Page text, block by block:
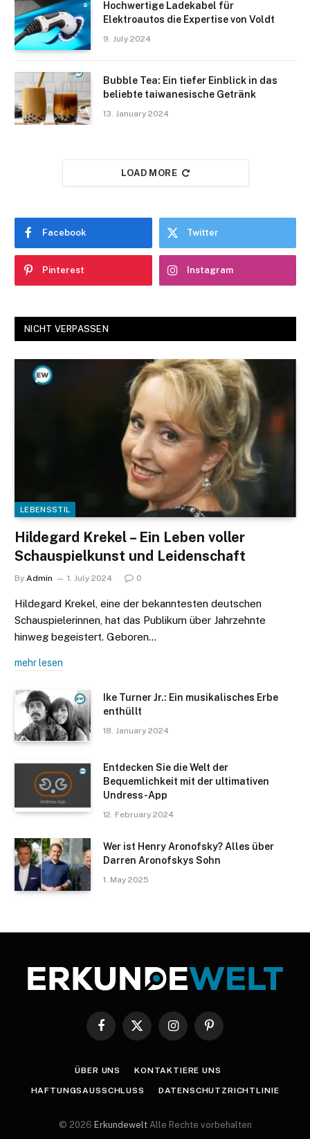
Hochwertige Ladekabel für
Elektroautos die Expertise von Voldt
9. July 2024
Bubble Tea: Ein tiefer Einblick in das
beliebte taiwanesische Getränk
13. January 2024
LOAD MORE
Facebook Twitter
Pinterest Instagram
NICHT VERPASSEN
LEBENSSTIL
Hildegard Krekel – Ein Leben voller
Schauspielkunst und Leidenschaft
By Admin 1. July 2024 0
Hildegard Krekel, eine der bekanntesten deutschen
Schauspielerinnen, hat das Publikum über Jahrzehnte
hinweg begeistert. Geboren…
mehr lesen
Ike Turner Jr.: Ein musikalisches Erbe
enthüllt
18. January 2024
Entdecken Sie die Welt der
Bequemlichkeit mit der ultimativen
Undress-App
12. February 2024
Wer ist Henry Aronofsky? Alles über
Darren Aronofskys Sohn
1. May 2025
Facebook
X
InstagramPinterest
ÜBER UNS KONTAKTIERE UNS
HAFTUNGSAUSSCHLUSS DATENSCHUTZRICHTLINIE
© 2026 Erkundewelt Alle Rechte vorbehalten